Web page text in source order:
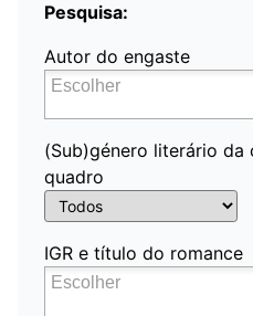
Pesquisa:
Autor do engaste
(Sub)género literário da
quadro
IGR e título do romance